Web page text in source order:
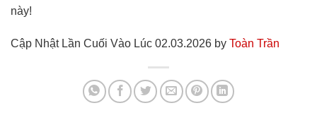
này!
Cập Nhật Lần Cuối Vào Lúc 02.03.2026 by Toàn Trần